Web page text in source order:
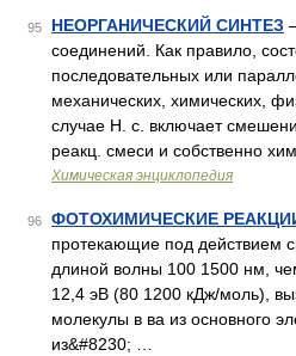
95 НЕОРГАНИЧЕСКИЙ СИНТЕЗ
соединений. Как правило,
последовательных или
механических, химических,
случае Н. с. включает
реакц. смеси и собственно
Химическая энциклопедия
96 ФОТОХИМИЧЕСКИЕ
протекающие под действием
длиной волны 100 1500 нм,
12,4 эВ (80 1200 кДж/моль),
молекулы в ва из основного
из&#8230; …